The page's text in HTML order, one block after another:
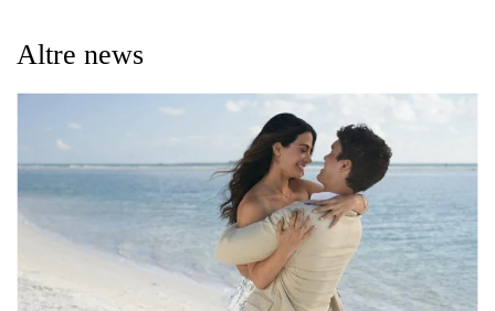
Altre news